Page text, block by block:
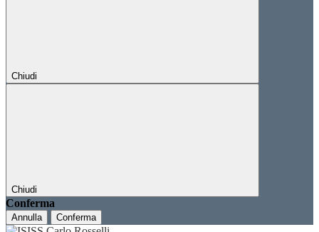
Chiudi
Chiudi
Conferma
Annulla Conferma